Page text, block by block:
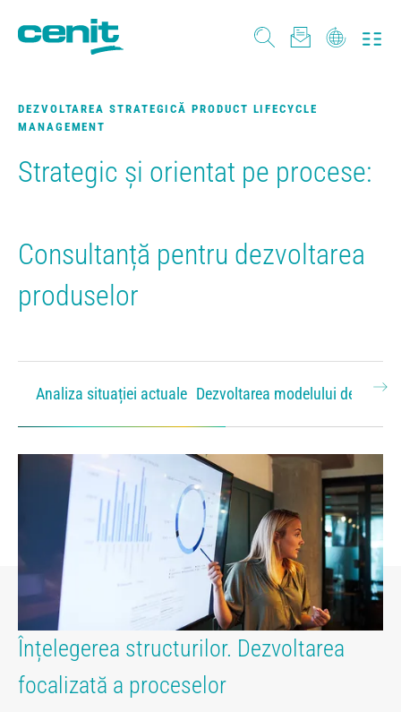
DEZVOLTAREA STRATEGICĂ PRODUCT LIFECYCLE
MANAGEMENT
Strategic și orientat pe procese:
Consultanță pentru dezvoltarea
produselor
Analiza situației actuale Dezvoltarea modelului de
Înțelegerea structurilor. Dezvoltarea
focalizată a proceselor